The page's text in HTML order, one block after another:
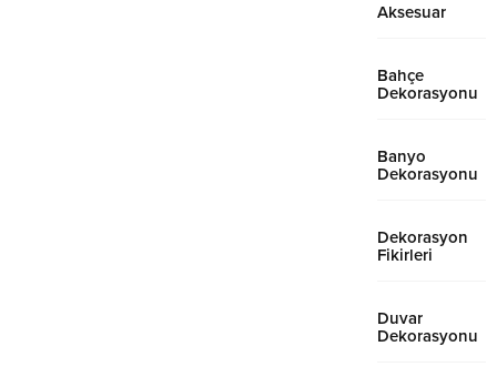
Aksesuar
Bahçe
Dekorasyonu
Banyo
Dekorasyonu
Dekorasyon
Fikirleri
Duvar
Dekorasyonu